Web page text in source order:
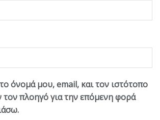
όνομά μου, email, και τον ιστότοπο
τον πλοηγό για την επόμενη φορά